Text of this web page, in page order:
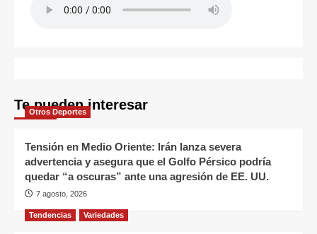
Te pueden interesar
Otros Deportes
Tensión en Medio Oriente: Irán lanza severa
advertencia y asegura que el Golfo Pérsico podría
quedar “a oscuras” ante una agresión de EE. UU.
7 agosto, 2026
Tendencias Variedades